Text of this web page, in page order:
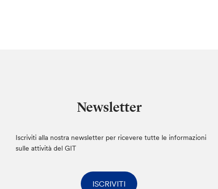
Newsletter
Iscriviti alla nostra newsletter per ricevere tutte le informazioni
sulle attività del GIT
ISCRIVITI